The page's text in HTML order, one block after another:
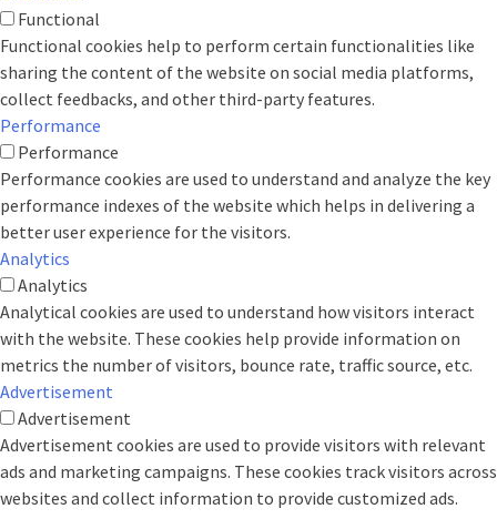
Functional
Functional cookies help to perform certain functionalities like
sharing the content of the website on social media platforms,
collect feedbacks, and other third-party features.
Performance
Performance
Performance cookies are used to understand and analyze the key
performance indexes of the website which helps in delivering a
better user experience for the visitors.
Analytics
Analytics
Analytical cookies are used to understand how visitors interact
with the website. These cookies help provide information on
metrics the number of visitors, bounce rate, traffic source, etc.
Advertisement
Advertisement
Advertisement cookies are used to provide visitors with relevant
ads and marketing campaigns. These cookies track visitors across
websites and collect information to provide customized ads.